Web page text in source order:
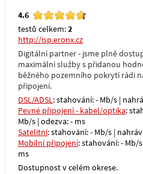
4.6
testů celkem:2
http://isp.eronx.cz
Digitální partner - jsme plně
maximální služby s přidanou
běžného pozemního pokrytí rádi
připojení.
DSL/ADSL: stahování: - Mb/s |
Pevné připojení - kabel/optika:
Mb/s | odezva: - ms
Satelitní: stahování: - Mb/s |
Mobilní připojení: stahování: - Mb/
ms
Dostupnost v celém okrese.